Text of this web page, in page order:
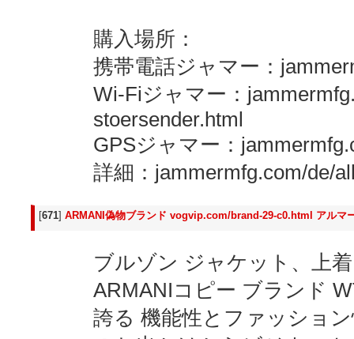
購入場所：
携帯電話ジャマー：
Wi-Fiジャマー：
stoersender.html
GPSジャマー：
詳細：jammermfg.com/de/
[671] ARMANI偽物ブランド vogvip.com/brand-29-c0.html アルマ
ブルゾン ジャケット、上
ARMANIコピー ブランド
誇る 機能性とファッショ